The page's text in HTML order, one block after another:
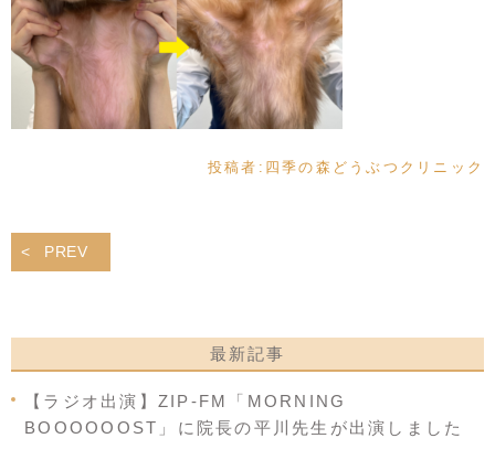
投稿者: 四季の森どうぶつクリニック
PREV
最新記事
【ラジオ出演】ZIP-FM「MORNING
BOOOOOOST」に院長の平川先生が出演しました